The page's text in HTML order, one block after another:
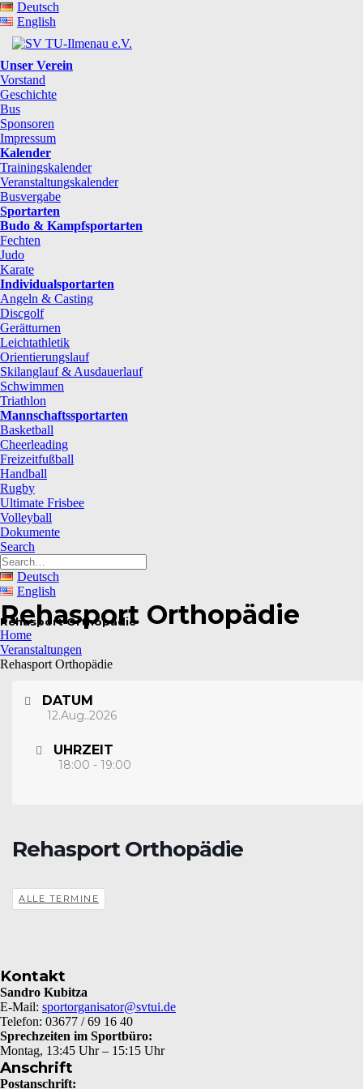
Deutsch
English
Unser Verein
Vorstand
Geschichte
Bus
Sponsoren
Impressum
Kalender
Trainingskalender
Veranstaltungskalender
Busvergabe
Sportarten
Budo & Kampfsportarten
Fechten
Judo
Karate
Individualsportarten
Angeln & Casting
Discgolf
Gerätturnen
Leichtathletik
Orientierungslauf
Skilanglauf & Ausdauerlauf
Schwimmen
Triathlon
Mannschaftssportarten
Basketball
Cheerleading
Freizeitfußball
Handball
Rugby
Ultimate Frisbee
Volleyball
Dokumente
Search
Deutsch
English
Rehasport Orthopädie
Rehasport Orthopädie
Home
Veranstaltungen
Rehasport Orthopädie
DATUM
12.Aug..2026
UHRZEIT
18:00 - 19:00
Rehasport Orthopädie
ALLE TERMINE
Kontakt
Sandro Kubitza
E-Mail: sportorganisator@svtui.de
Telefon: 03677 / 69 16 40
Sprechzeiten im Sportbüro:
Montag, 13:45 Uhr – 15:15 Uhr
Anschrift
Postanschrift: